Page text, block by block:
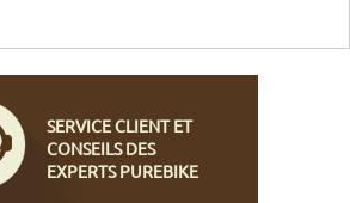
SERVICE CLIENT ET
CONSEILS DES
EXPERTS PUREBIKE